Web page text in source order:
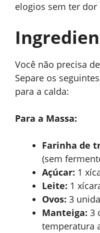
elogios sem ter dor
Você não precisa
Separe os
para a calda:
Para a Massa:
Farinha de
(sem
Açúcar: 1
Leite: 1
Ovos: 3
Manteiga: 3
temperatura